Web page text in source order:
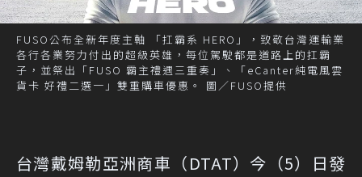
FUSO公布全新年度主軸 「扛霸系 HERO」，致敬台灣運輸業
各行各業努力付出的超級英雄，每位駕駛都是道路上的扛霸
子，並祭出「FUSO 霸主禮遇三重奏」、「eCanter純電風雲
貨卡 好禮二選一」雙重購車優惠。 圖／FUSO提供
台灣戴姆勒亞洲商車（DTAT）今（5）日發